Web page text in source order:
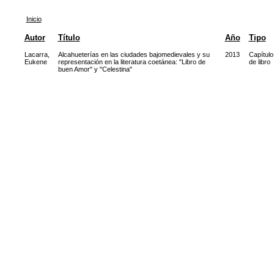
Inicio
Autor Título Año Tipo
Lacarra,
Eukene
Alcahueterías en las ciudades bajomedievales y su
representación en la literatura coetánea: "Libro de
buen Amor" y "Celestina"
2013
Capítulo
de libro